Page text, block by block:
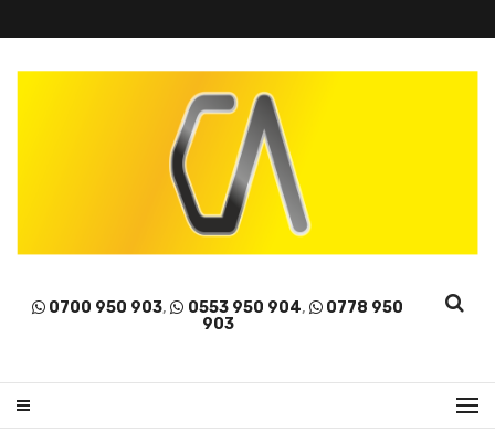
0700 950 903, 0553 950 904,
0778 950
903